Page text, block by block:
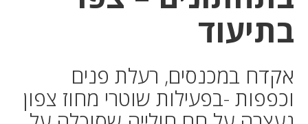
בתיעוד
אקדח במכנסים, רעלת פנים
וכפפות -בפעילות שוטרי מחוז צפון